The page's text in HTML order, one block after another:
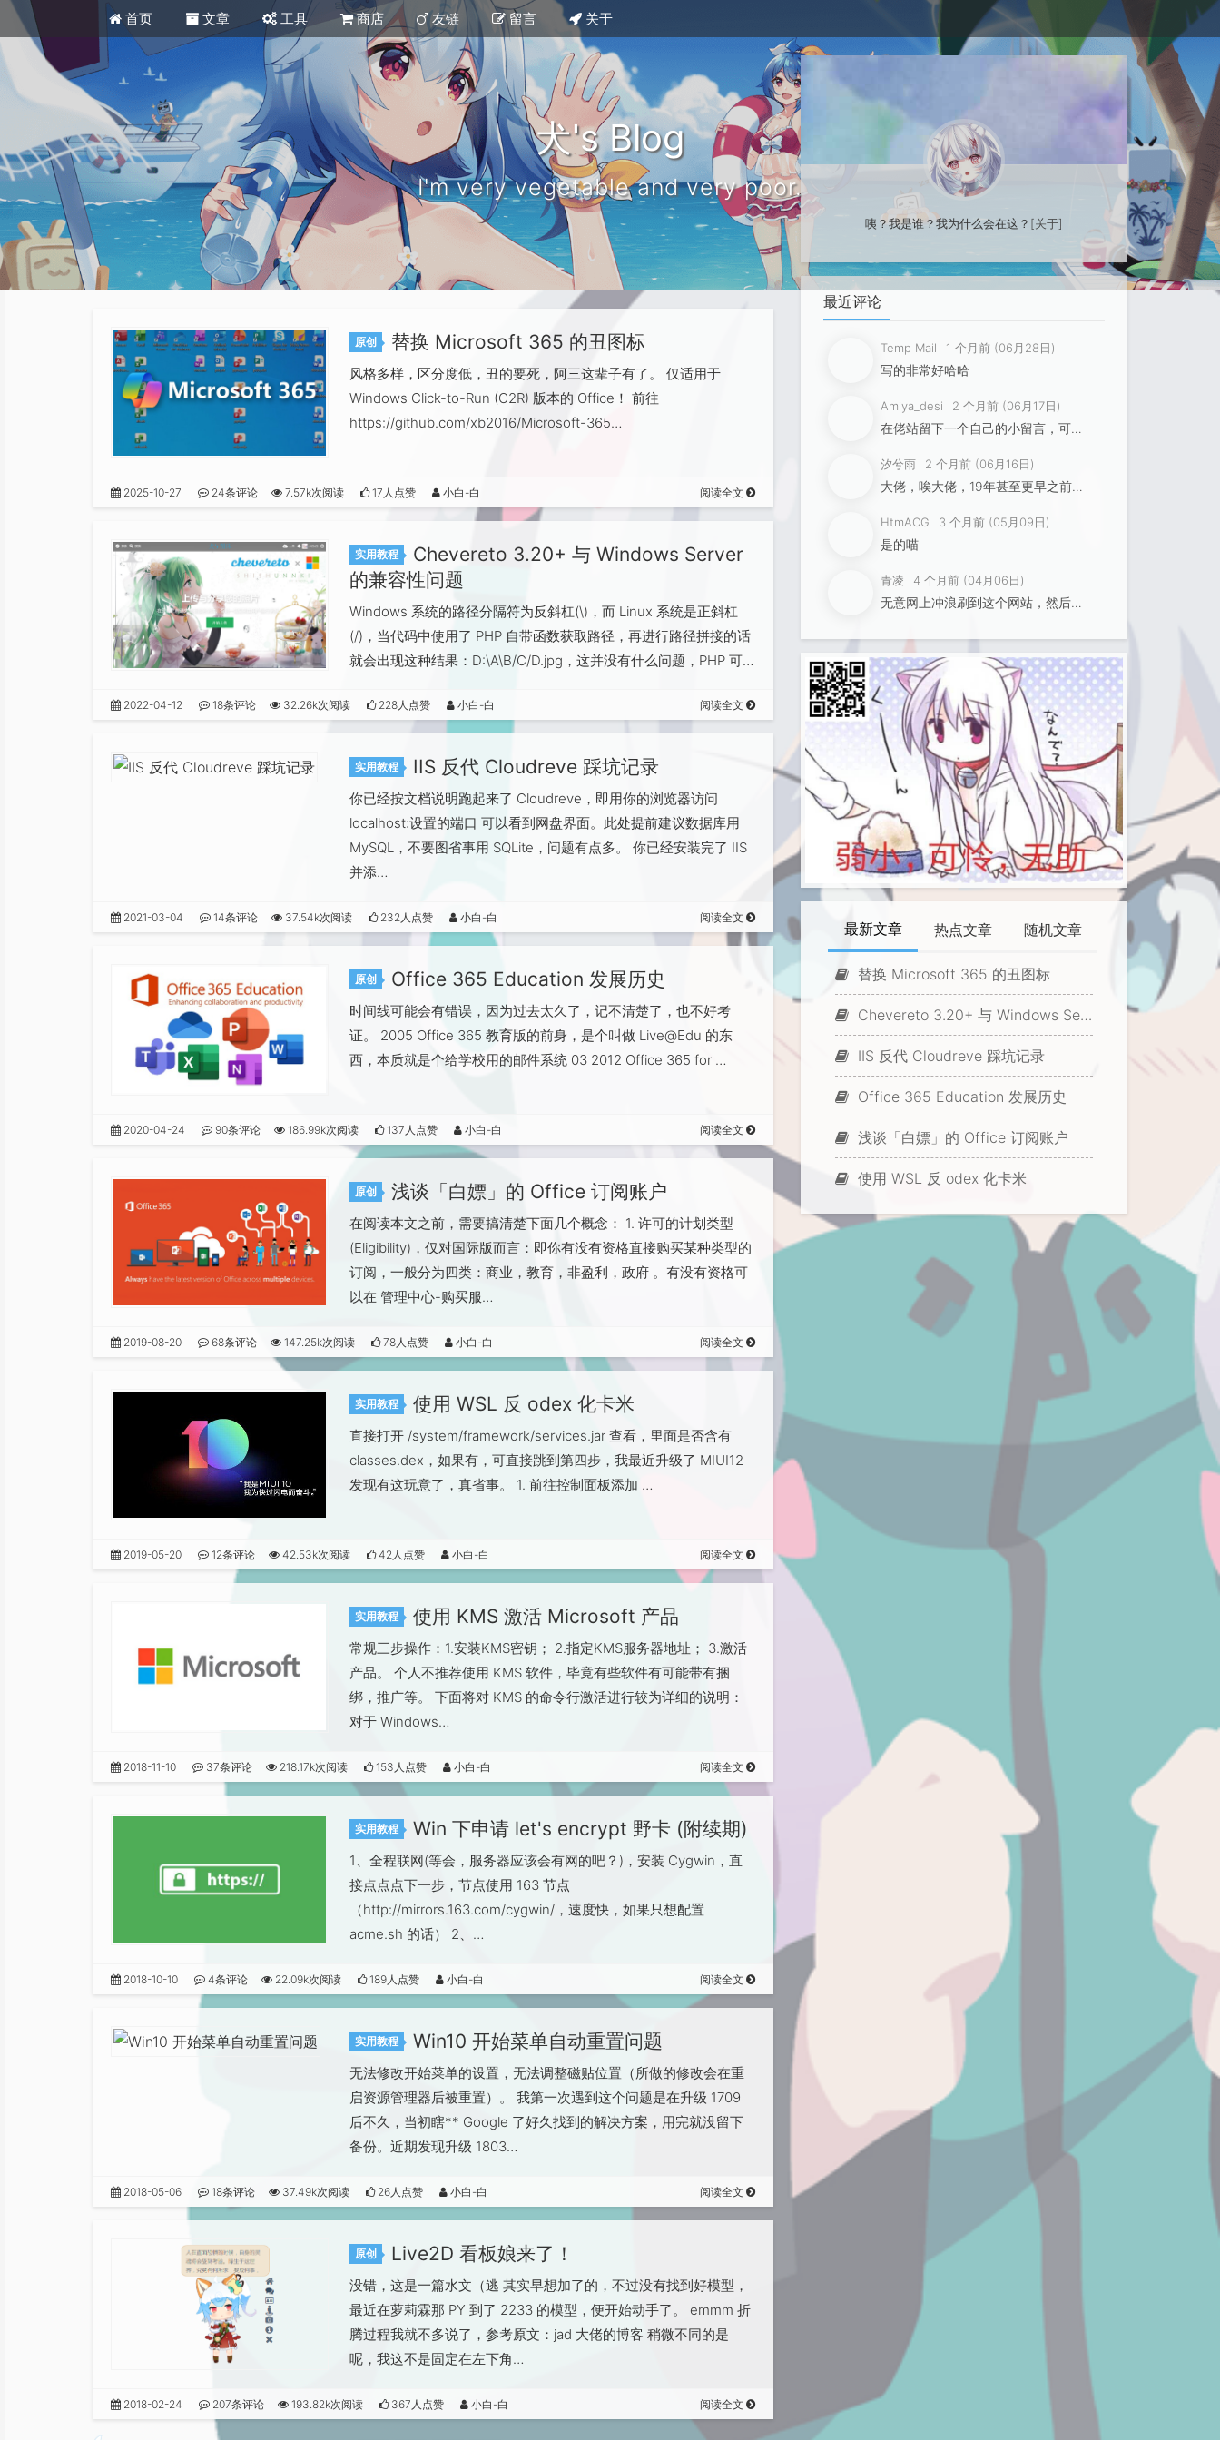
首页 文章 工具 商店 友链 留言 关于
犬's Blog
I'm very vegetable and very poor.
原创 替换 Microsoft 365 的丑图标
风格多样，区分度低，丑的要死，阿三这辈子有了。 仅适用于
Windows Click-to-Run (C2R) 版本的 Office！ 前往
https://github.com/xb2016/Microsoft-365…
2025-10-27 24条评论 7.57k次阅读 17人点赞 小白-白 阅读全文
实用教程
Chevereto 3.20+ 与 Windows Server
的兼容性问题
Windows 系统的路径分隔符为反斜杠(\)，而 Linux 系统是正斜杠
(/)，当代码中使用了 PHP 自带函数获取路径，再进行路径拼接的话
就会出现这种结果：D:\A\B/C/D.jpg，这并没有什么问题，PHP 可…
2022-04-12 18条评论 32.26k次阅读 228人点赞 小白-白 阅读全文
实用教程 IIS 反代 Cloudreve 踩坑记录
你已经按文档说明跑起来了 Cloudreve，即用你的浏览器访问
localhost:设置的端口 可以看到网盘界面。此处提前建议数据库用
MySQL，不要图省事用 SQLite，问题有点多。 你已经安装完了 IIS
并添…
2021-03-04 14条评论 37.54k次阅读 232人点赞 小白-白 阅读全文
原创 Office 365 Education 发展历史
时间线可能会有错误，因为过去太久了，记不清楚了，也不好考
证。 2005 Office 365 教育版的前身，是个叫做 Live@Edu 的东
西，本质就是个给学校用的邮件系统 03 2012 Office 365 for …
2020-04-24 90条评论 186.99k次阅读 137人点赞 小白-白 阅读全文
原创 浅谈「白嫖」的 Office 订阅账户
在阅读本文之前，需要搞清楚下面几个概念： 1. 许可的计划类型
(Eligibility)，仅对国际版而言：即你有没有资格直接购买某种类型的
订阅，一般分为四类：商业，教育，非盈利，政府 。有没有资格可
以在 管理中心-购买服…
2019-08-20 68条评论 147.25k次阅读 78人点赞 小白-白 阅读全文
实用教程 使用 WSL 反 odex 化卡米
直接打开 /system/framework/services.jar 查看，里面是否含有
classes.dex，如果有，可直接跳到第四步，我最近升级了 MIUI12
发现有这玩意了，真省事。 1. 前往控制面板添加 …
2019-05-20 12条评论 42.53k次阅读 42人点赞 小白-白 阅读全文
实用教程 使用 KMS 激活 Microsoft 产品
常规三步操作：1.安装KMS密钥； 2.指定KMS服务器地址； 3.激活
产品。 个人不推荐使用 KMS 软件，毕竟有些软件有可能带有捆
绑，推广等。 下面将对 KMS 的命令行激活进行较为详细的说明：
对于 Windows…
2018-11-10 37条评论 218.17k次阅读 153人点赞 小白-白 阅读全文
实用教程 Win 下申请 let's encrypt 野卡 (附续期)
1、全程联网(等会，服务器应该会有网的吧？)，安装 Cygwin，直
接点点点下一步，节点使用 163 节点
（http://mirrors.163.com/cygwin/，速度快，如果只想配置
acme.sh 的话） 2、…
2018-10-10 4条评论 22.09k次阅读 189人点赞 小白-白 阅读全文
实用教程 Win10 开始菜单自动重置问题
无法修改开始菜单的设置，无法调整磁贴位置（所做的修改会在重
启资源管理器后被重置）。 我第一次遇到这个问题是在升级 1709
后不久，当初瞎** Google 了好久找到的解决方案，用完就没留下
备份。近期发现升级 1803…
2018-05-06 18条评论 37.49k次阅读 26人点赞 小白-白 阅读全文
原创 Live2D 看板娘来了！
没错，这是一篇水文（逃 其实早想加了的，不过没有找到好模型，
最近在萝莉霖那 PY 到了 2233 的模型，便开始动手了。 emmm 折
腾过程我就不多说了，参考原文：jad 大佬的博客 稍微不同的是
呢，我这不是固定在左下角…
2018-02-24 207条评论 193.82k次阅读 367人点赞 小白-白 阅读全文
咦？我是谁？我为什么会在这？ [关于]
最近评论
Temp Mail 1 个月前 (06月28日)
写的非常好哈哈
Amiya_desi 2 个月前 (06月17日)
在佬站留下一个自己的小留言，可恶竟然加不…
汐兮雨 2 个月前 (06月16日)
大佬，唉大佬，19年甚至更早之前时遇见的…
HtmACG 3 个月前 (05月09日)
是的喵
青凌 4 个月前 (04月06日)
无意网上冲浪刷到这个网站，然后借助友链点…
最新文章 热点文章 随机文章
替换 Microsoft 365 的丑图标
Chevereto 3.20+ 与 Windows Server 的兼容性问题
IIS 反代 Cloudreve 踩坑记录
Office 365 Education 发展历史
浅谈「白嫖」的 Office 订阅账户
使用 WSL 反 odex 化卡米